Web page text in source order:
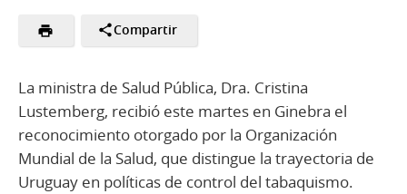
Compartir
La ministra de Salud Pública, Dra. Cristina
Lustemberg, recibió este martes en Ginebra el
reconocimiento otorgado por la Organización
Mundial de la Salud, que distingue la trayectoria de
Uruguay en políticas de control del tabaquismo.